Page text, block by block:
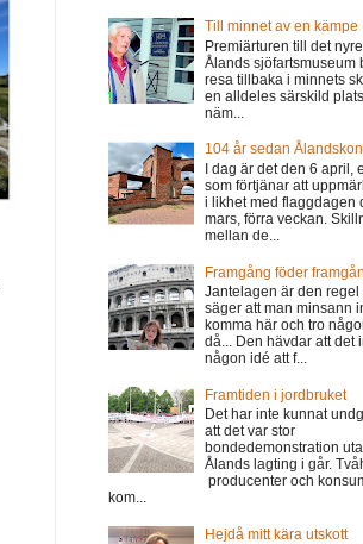
Till minnet av en kämpe
Premiärturen till det
Ålands sjöfartsmuseum
resa tillbaka i minnets
en alldeles särskild
näm...
104 år sedan
I dag är det den 6 april,
som förtjänar att
i likhet med flaggdagen
mars, förra veckan.
mellan de...
Framgång föder
Jantelagen är den regel
säger att man minsann
komma här och tro
då... Den hävdar att det
någon idé att f...
Framtiden i jordbruket
Det har inte kunnat
att det var stor
bondedemonstration
Ålands lagting i går.
producenter och
kom...
Hejdå mitt kära utskott